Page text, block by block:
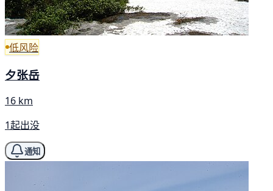
低风险
夕张岳
16 km
1起出没
通知